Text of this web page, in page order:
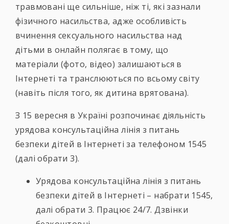
травмовані ще сильніше, ніж ті, які зазнали
фізичного насильства, адже особливість
вчинення сексуального насильства над
дітьми в онлайн полягає в тому, що
матеріали (фото, відео) залишаються в
Інтернеті та транслюються по всьому світу
(навіть після того, як дитина врятована).
З 15 вересня в Україні розпочинає діяльність
урядова консультаційна лінія з питань
безпеки дітей в Інтернеті за телефоном 1545
(далі обрати 3).
Урядова консультаційна лінія з питань
безпеки дітей в Інтернеті – набрати 1545,
далі обрати 3. Працює 24/7. Дзвінки